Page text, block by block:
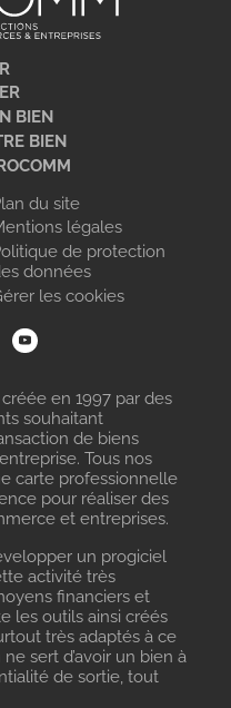
BIEN
BIEN
du site
légales
de protection
données
les cookies
en 1997 par des
souhaitant
de biens
Tous nos
carte professionnelle
pour réaliser des
et entreprises.
un progiciel
activité très
financiers et
les outils ainsi créés
très adaptés à ce
sert d’avoir un bien à
de sortie, tout